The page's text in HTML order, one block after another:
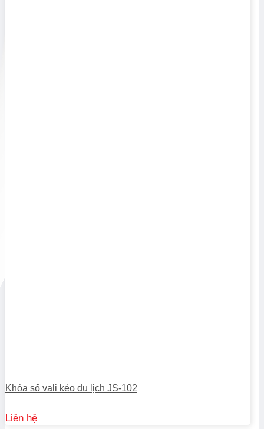
Khóa số vali kéo du lịch JS-102
Liên hệ